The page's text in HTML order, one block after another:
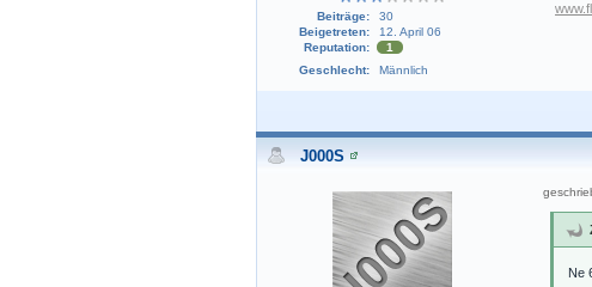
Beiträge:
30
Beigetreten:
12. April 06
Reputation:
1
Geschlecht:
Männlich
J000S
Ne